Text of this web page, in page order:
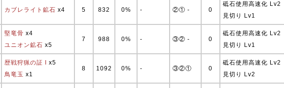
カブレライト鉱石 x4 5 832 0% - ②① - 0
砥石使用高速化 Lv2
見切り Lv1
堅竜骨 x4
ユニオン鉱石 x5
7 988 0% - ③② - 0
砥石使用高速化 Lv2
見切り Lv1
歴戦狩猟の証 I
x5
鳥竜玉 x1
8 1092 0% - ③②① 0
砥石使用高速化 Lv2
見切り Lv2